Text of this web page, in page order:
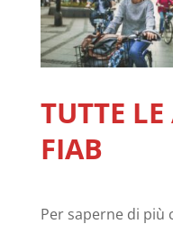
TUTTE
FIAB
Per saperne di più